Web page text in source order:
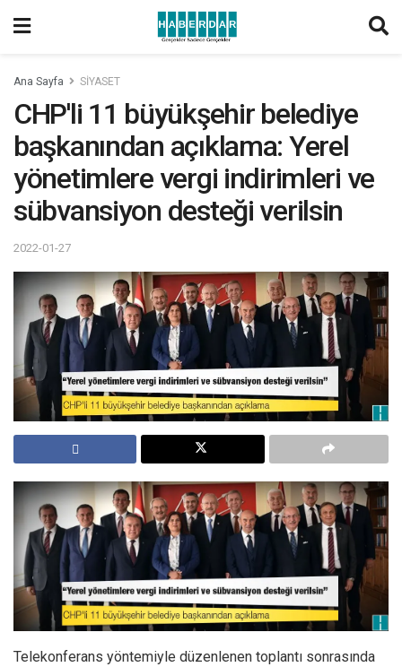
Ana Sayfa SİYASET
CHP'li 11 büyükşehir belediye
başkanından açıklama: Yerel
yönetimlere vergi indirimleri ve
sübvansiyon desteği verilsin
2022-01-27
Telekonferans yöntemiyle düzenlenen toplantı sonrasında